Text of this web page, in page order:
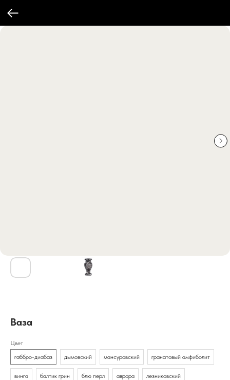
Ваза
Цвет
габбро-диабаз
дымовский мансуровский гранатовый амфиболит
винга балтик грин блю перл аврора лезниковский